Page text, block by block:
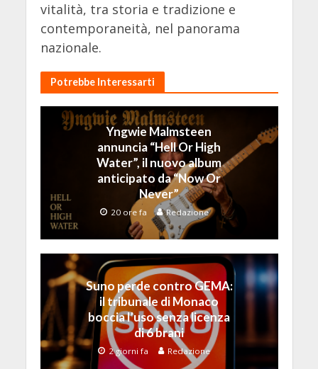
vitalità, tra storia e tradizione e
contemporaneità, nel panorama
nazionale.
Potrebbe Interessarti
Yngwie Malmsteen
annuncia “Hell Or High
Water”, il nuovo album
anticipato da “Now Or
Never”
20 ore fa Redazione
Suno perde contro GEMA:
il tribunale di Monaco
boccia l’uso senza licenza
di 6 brani
2 giorni fa Redazione